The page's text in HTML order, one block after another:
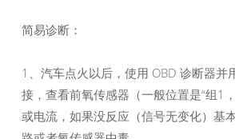
简易诊断：
1、汽车点火以后，使用 OBD 诊断器并
接，查看前氧传感器（一般位置是“组1
或电流，如果没反应（信号无变化）基